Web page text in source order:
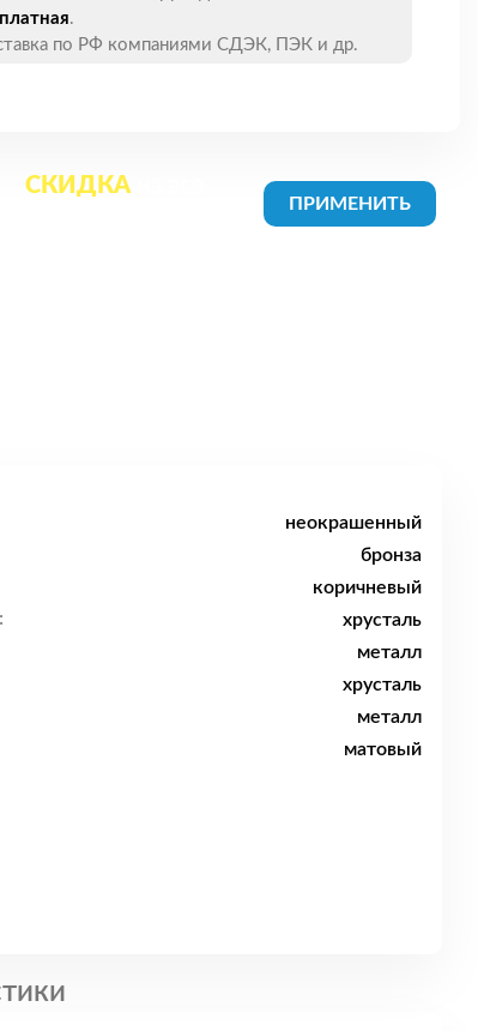
.
по РФ компаниями СДЭК, ПЭК и др.
СКИДКА
неокрашенный
бронза
коричневый
хрусталь
металл
хрусталь
металл
матовый